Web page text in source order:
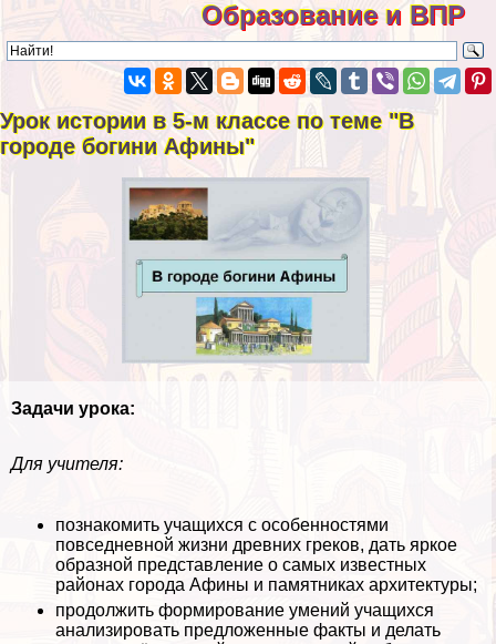
Образование и ВПР
Урок истории в 5-м классе по теме "В
городе богини Афины"
Задачи урока:
Для учителя:
познакомить учащихся с особенностями
повседневной жизни древних греков, дать яркое
образной представление о самых известных
районах города Афины и памятниках архитектуры;
продолжить формирование умений учащихся
анализировать предложенные факты и делать